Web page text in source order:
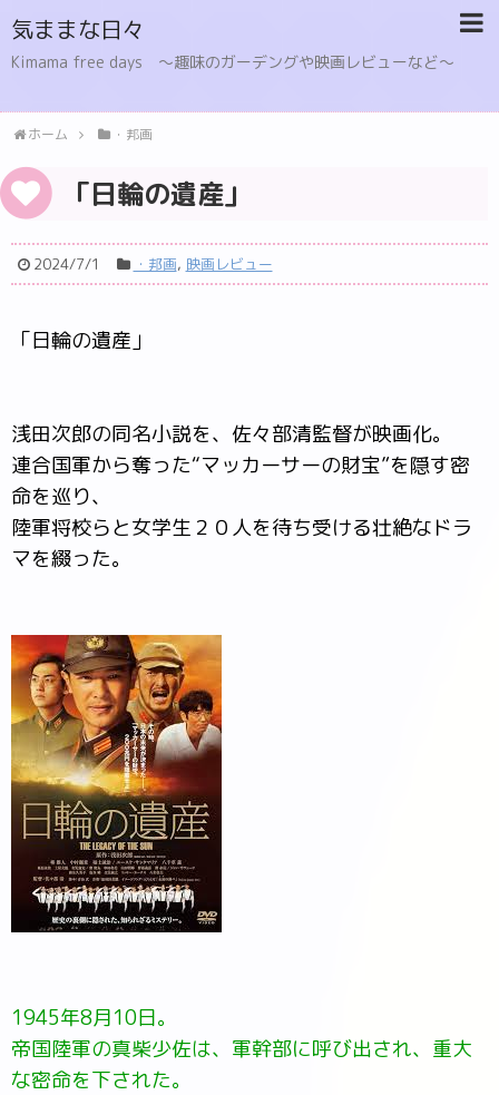
気ままな日々
Kimama free days 〜趣味のガーデングや映画レビューなど〜
ホーム ・邦画
「日輪の遺産」
2024/7/1 ・邦画, 映画レビュー
「日輪の遺産」
浅田次郎の同名小説を、佐々部清監督が映画化。
連合国軍から奪った“マッカーサーの財宝”を隠す密
命を巡り、
陸軍将校らと女学生２０人を待ち受ける壮絶なドラ
マを綴った。
1945年8月10日。
帝国陸軍の真柴少佐は、軍幹部に呼び出され、重大
な密命を下された。